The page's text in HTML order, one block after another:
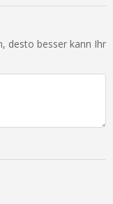
desto besser kann Ihr